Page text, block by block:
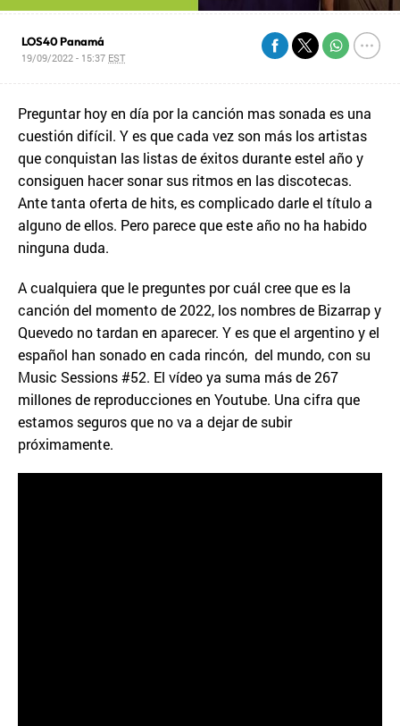
LOS40 Panamá
19/09/2022 - 15:37 EST
Preguntar hoy en día por la canción mas sonada es una
cuestión difícil. Y es que cada vez son más los artistas
que conquistan las listas de éxitos durante estel año y
consiguen hacer sonar sus ritmos en las discotecas.
Ante tanta oferta de hits, es complicado darle el título a
alguno de ellos. Pero parece que este año no ha habido
ninguna duda.
A cualquiera que le preguntes por cuál cree que es la
canción del momento de 2022, los nombres de Bizarrap y
Quevedo no tardan en aparecer. Y es que el argentino y el
español han sonado en cada rincón, del mundo, con su
Music Sessions #52. El vídeo ya suma más de 267
millones de reproducciones en Youtube. Una cifra que
estamos seguros que no va a dejar de subir
próximamente.